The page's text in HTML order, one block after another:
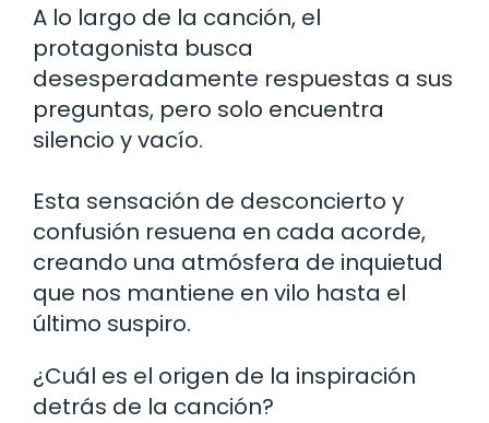
A lo largo de la canción, el
protagonista busca
desesperadamente respuestas a sus
preguntas, pero solo encuentra
silencio y vacío.
Esta sensación de desconcierto y
confusión resuena en cada acorde,
creando una atmósfera de inquietud
que nos mantiene en vilo hasta el
último suspiro.
¿Cuál es el origen de la inspiración
detrás de la canción?